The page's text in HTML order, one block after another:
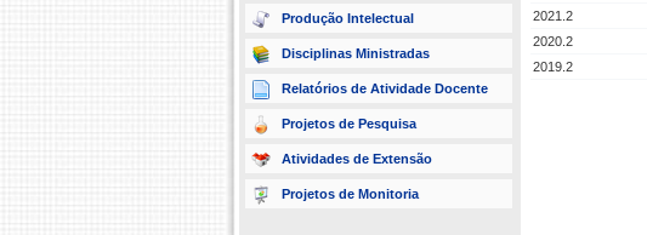
Produção Intelectual
Disciplinas Ministradas
Relatórios de Atividade Docente
Projetos de Pesquisa
Atividades de Extensão
Projetos de Monitoria
2021.2
2020.2
2019.2